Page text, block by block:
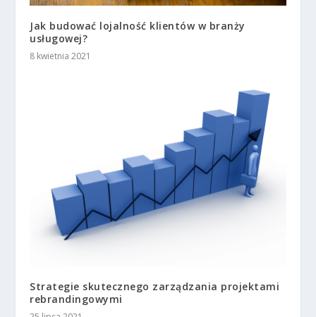
Jak budować lojalność klientów w branży
usługowej?
8 kwietnia 2021
Strategie skutecznego zarządzania projektami
rebrandingowymi